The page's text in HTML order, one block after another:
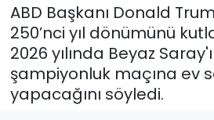
ABD Başkanı Donald
250’nci yıl dönümünü
2026 yılında Beyaz
şampiyonluk maçına ev
yapacağını söyledi.